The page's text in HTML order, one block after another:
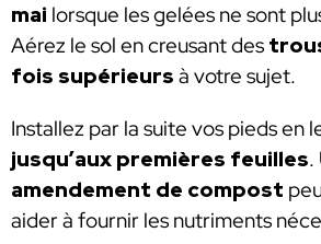
mai lorsque les gelées ne sont
Aérez le sol en creusant des
fois supérieurs à votre sujet.
Installez par la suite vos pieds en
jusqu’aux premières feuilles.
amendement de compost
aider à fournir les nutriments